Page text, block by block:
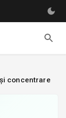
concentrare